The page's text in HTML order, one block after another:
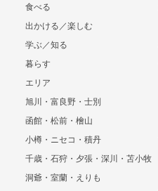
食べる
出かける／楽しむ
学ぶ／知る
暮らす
エリア
旭川・富良野・士別
函館・松前・檜山
小樽・ニセコ・積丹
千歳・石狩・夕張・深川・苫小牧
洞爺・室蘭・えりも